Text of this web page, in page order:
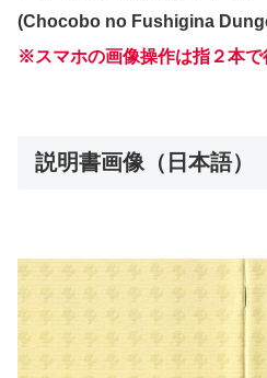
(Chocobo no Fushigina
※スマホの画像操作は指２本で
説明書画像（日本語）